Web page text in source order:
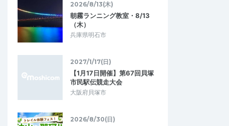
2026/8/13(木)
朝霧ランニング教室・8/13
（木）
兵庫県明石市
2027/1/17(日)
【1月17日開催】第67回貝塚
市民駅伝競走大会
大阪府貝塚市
2026/8/30(日)